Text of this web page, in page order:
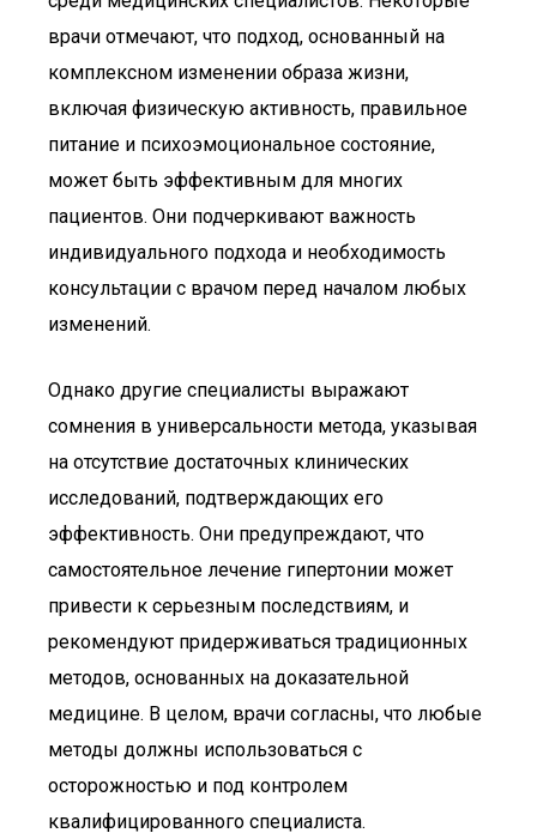
врачи отмечают, что подход, основанный на
комплексном изменении образа жизни,
включая физическую активность, правильное
питание и психоэмоциональное состояние,
может быть эффективным для многих
пациентов. Они подчеркивают важность
индивидуального подхода и необходимость
консультации с врачом перед началом любых
изменений.
Однако другие специалисты выражают
сомнения в универсальности метода, указывая
на отсутствие достаточных клинических
исследований, подтверждающих его
эффективность. Они предупреждают, что
самостоятельное лечение гипертонии может
привести к серьезным последствиям, и
рекомендуют придерживаться традиционных
методов, основанных на доказательной
медицине. В целом, врачи согласны, что любые
методы должны использоваться с
осторожностью и под контролем
квалифицированного специалиста.